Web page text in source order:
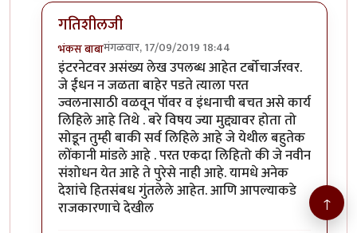
गतिशीलजी
भंकस बाबामंगळवार, 17/09/2019 18:44
In reply toडॉ. खरे सोडले तर बऱ्याचbyगतीशील
इंटरनेटवर असंख्य लेख उपलब्ध आहेत टर्बोचार्जरवर.
जे ईंधन न जळता बाहेर पडते त्याला परत
ज्वलनासाठी वळवून पॉवर व इंधनाची बचत असे कार्य
लिहिले आहे तिथे . बरे विषय ज्या मुद्द्यावर होता तो
सोडून तुम्ही बाकी सर्व लिहिले आहे जे येथील बहुतेक
लोंकानी मांडले आहे . परत एकदा लिहितो की जे नवीन
संशोधन येत आहे ते पुरेसे नाही आहे. यामधे अनेक
देशांचे हितसंबध गुंतलेले आहेत. आणि आपल्याकडे
राजकारणाचे देखील ↑